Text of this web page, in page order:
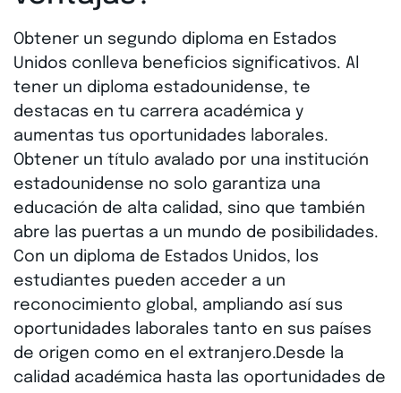
Obtener un segundo diploma en Estados
Unidos conlleva beneficios significativos. Al
tener un diploma estadounidense, te
destacas en tu carrera académica y
aumentas tus oportunidades laborales.
Obtener un título avalado por una institución
estadounidense no solo garantiza una
educación de alta calidad, sino que también
abre las puertas a un mundo de posibilidades.
Con un diploma de Estados Unidos, los
estudiantes pueden acceder a un
reconocimiento global, ampliando así sus
oportunidades laborales tanto en sus países
de origen como en el extranjero.Desde la
calidad académica hasta las oportunidades de